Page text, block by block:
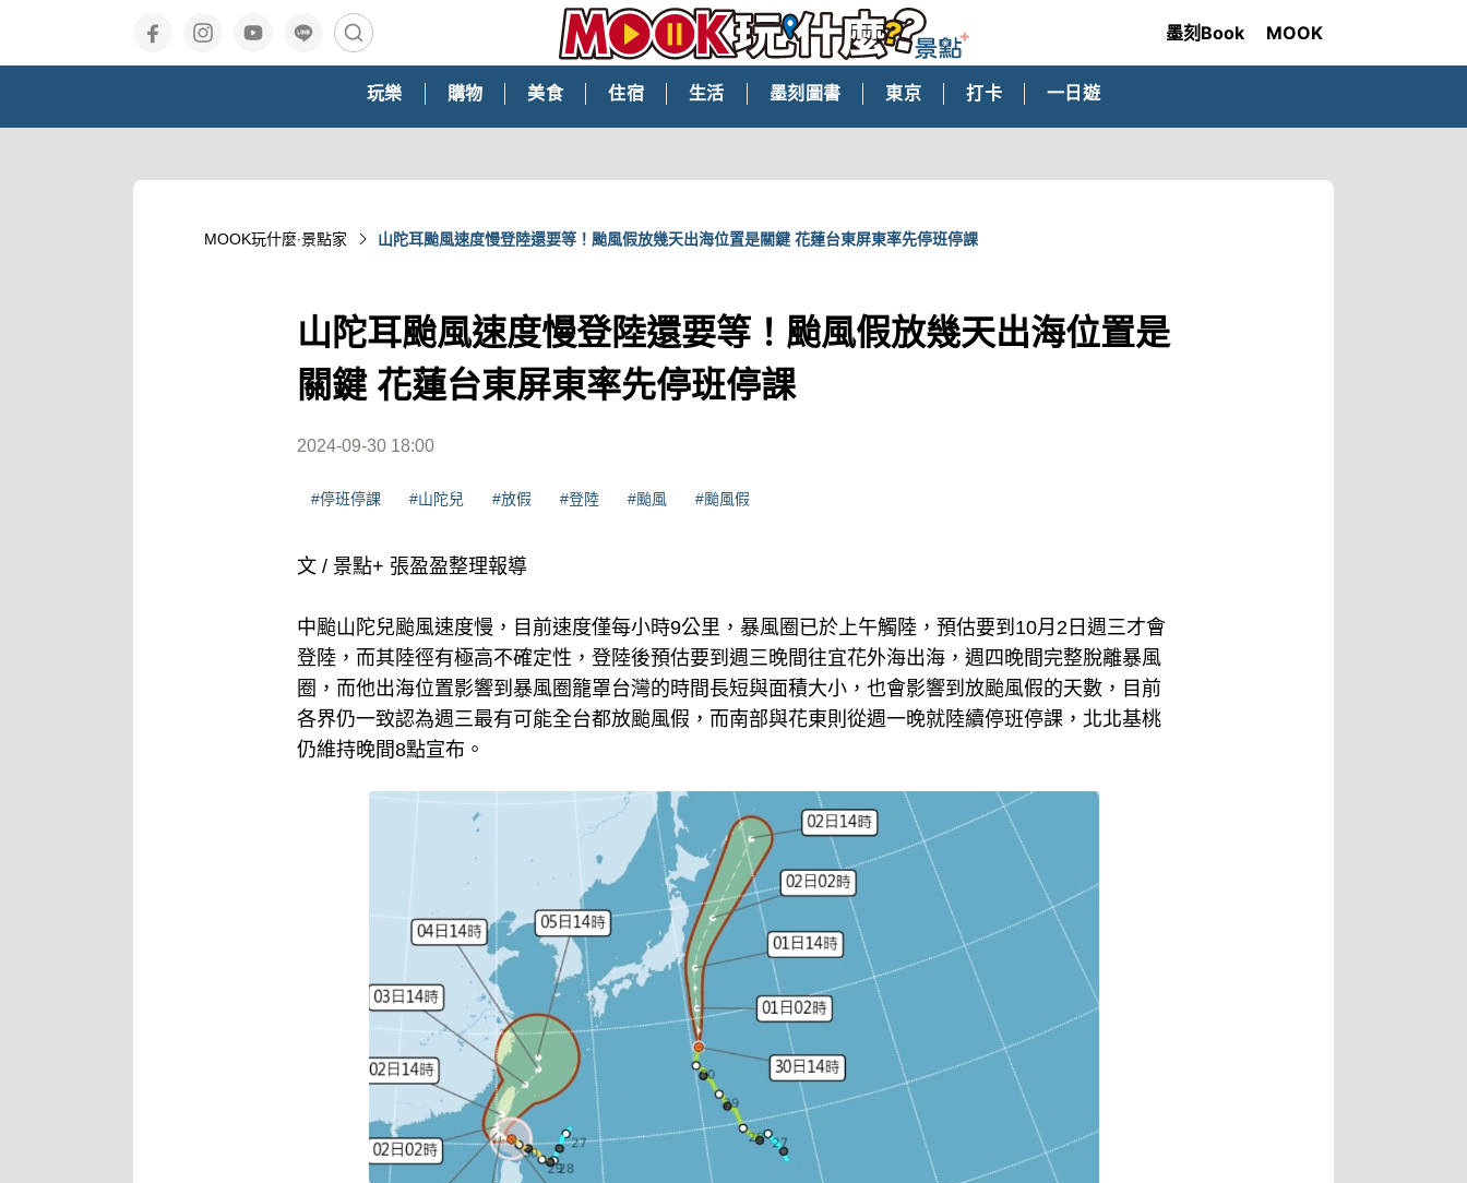
墨刻Book MOOK
玩樂 購物 美食 住宿 生活 墨刻圖書 東京 打卡 一日遊
MOOK玩什麼‧景點家 山陀耳颱風速度慢登陸還要等！颱風假放幾天出海位置是關鍵 花蓮台東屏東率先停班停課
山陀耳颱風速度慢登陸還要等！颱風假放幾天出海位置是
關鍵 花蓮台東屏東率先停班停課
2024-09-30 18:00
#停班停課 #山陀兒 #放假 #登陸 #颱風 #颱風假
文 / 景點+ 張盈盈整理報導
中颱山陀兒颱風速度慢，目前速度僅每小時9公里，暴風圈已於上午觸陸，預估要到10月2日週三才會
登陸，而其陸徑有極高不確定性，登陸後預估要到週三晚間往宜花外海出海，週四晚間完整脫離暴風
圈，而他出海位置影響到暴風圈籠罩台灣的時間長短與面積大小，也會影響到放颱風假的天數，目前
各界仍一致認為週三最有可能全台都放颱風假，而南部與花東則從週一晚就陸續停班停課，北北基桃
仍維持晚間8點宣布。